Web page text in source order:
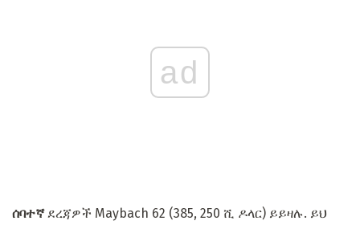
ad
ሰባተኛደረጃዎች Maybach 62 (385, 250 ሺ ዶላር) ይይዛሉ. ይህ